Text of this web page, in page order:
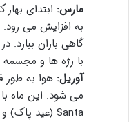
مارس: ابتدای
به افزایش می
گاهی باران ببارد.
با رژه ها و مجسمه
آوریل: هوا به طور